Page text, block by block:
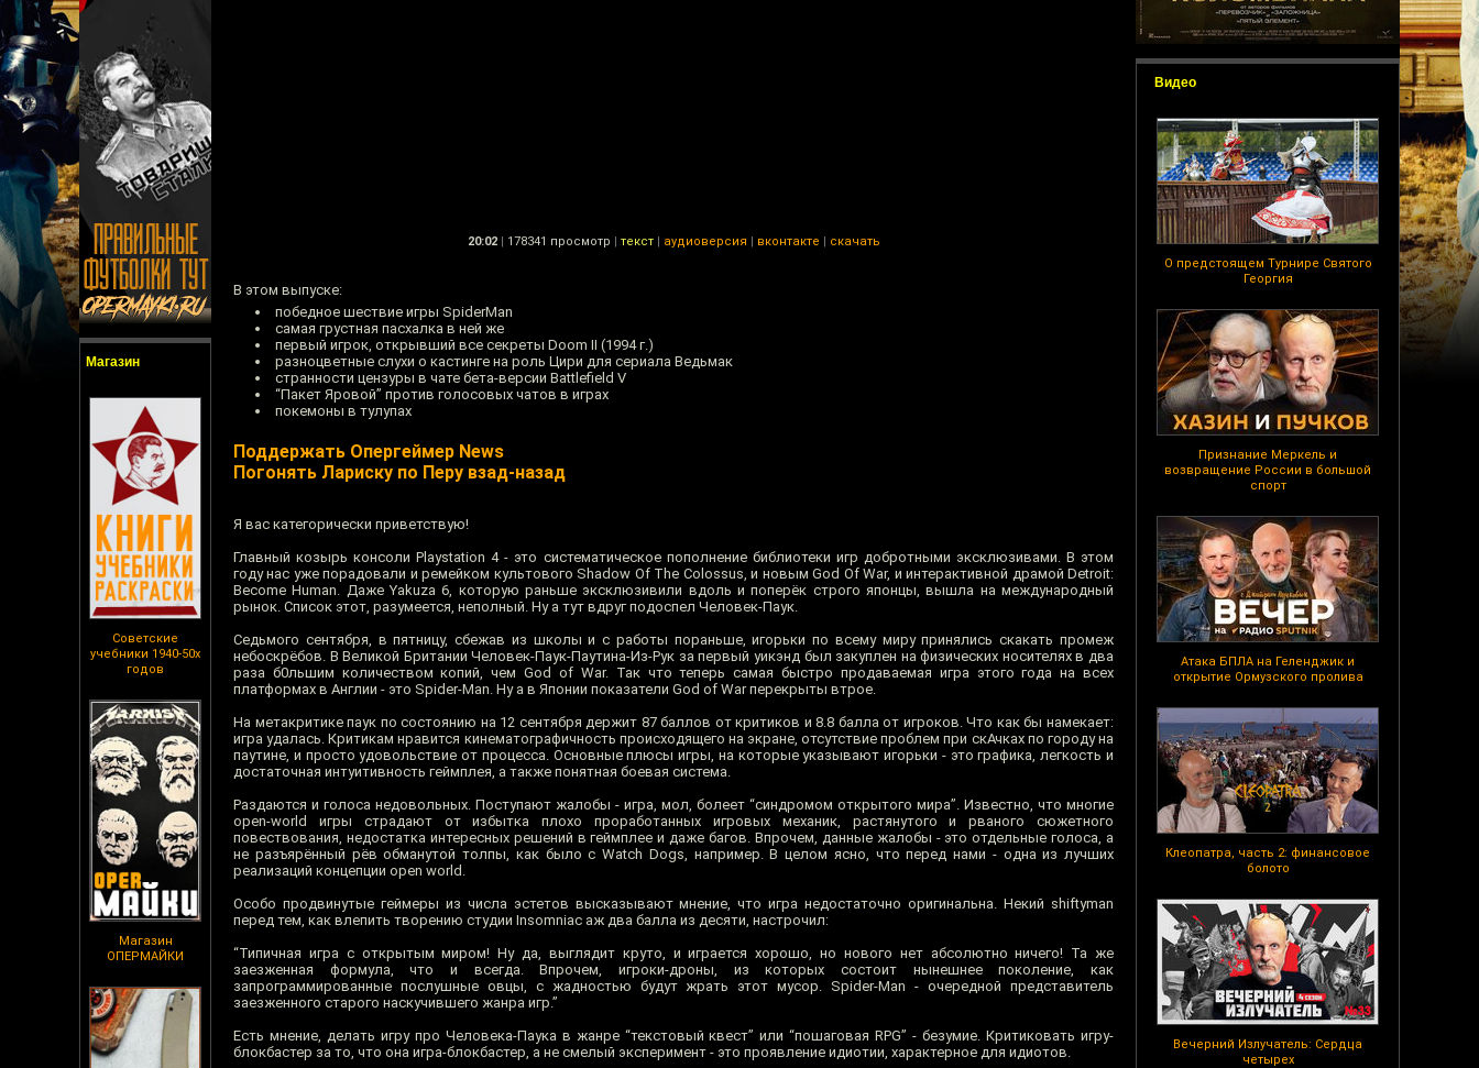
Магазин
Советские
учебники 1940-50х
годов
Магазин
ОПЕРМАЙКИ
Видео
О предстоящем Турнире Святого
Георгия
Признание Меркель и
возвращение России в большой
спорт
Атака БПЛА на Геленджик и
открытие Ормузского пролива
Клеопатра, часть 2: финансовое
болото
Вечерний Излучатель: Сердца
четырех
20:02 | 178341 просмотр | текст | аудиоверсия | вконтакте | скачать
В этом выпуске:
победное шествие игры SpiderMan
самая грустная пасхалка в ней же
первый игрок, открывший все секреты Doom II (1994 г.)
разноцветные слухи о кастинге на роль Цири для сериала Ведьмак
странности цензуры в чате бета-версии Battlefield V
“Пакет Яровой” против голосовых чатов в играх
покемоны в тулупах
Поддержать Опергеймер News
Погонять Лариску по Перу взад-назад
Я вас категорически приветствую!
Главный козырь консоли Playstation 4 - это систематическое пополнение библиотеки игр добротными эксклюзивами. В этом
году нас уже порадовали и ремейком культового Shadow Of The Colossus, и новым God Of War, и интерактивной драмой Detroit:
Become Human. Даже Yakuza 6, которую раньше эксклюзивили вдоль и поперёк строго японцы, вышла на международный
рынок. Список этот, разумеется, неполный. Ну а тут вдруг подоспел Человек-Паук.
Седьмого сентября, в пятницу, сбежав из школы и с работы пораньше, игорьки по всему миру принялись скакать промеж
небоскрёбов. В Великой Британии Человек-Паук-Паутина-Из-Рук за первый уикэнд был закуплен на физических носителях в два
раза б0льшим количеством копий, чем God of War. Так что теперь самая быстро продаваемая игра этого года на всех
платформах в Англии - это Spider-Man. Ну а в Японии показатели God of War перекрыты втрое.
На метакритике паук по состоянию на 12 сентября держит 87 баллов от критиков и 8.8 балла от игроков. Что как бы намекает:
игра удалась. Критикам нравится кинематографичность происходящего на экране, отсутствие проблем при скАчках по городу на
паутине, и просто удовольствие от процесса. Основные плюсы игры, на которые указывают игорьки - это графика, легкость и
достаточная интуитивность геймплея, а также понятная боевая система.
Раздаются и голоса недовольных. Поступают жалобы - игра, мол, болеет “синдромом открытого мира”. Известно, что многие
open-world игры страдают от избытка плохо проработанных игровых механик, растянутого и рваного сюжетного
повествования, недостатка интересных решений в геймплее и даже багов. Впрочем, данные жалобы - это отдельные голоса, а
не разъярённый рёв обманутой толпы, как было с Watch Dogs, например. В целом ясно, что перед нами - одна из лучших
реализаций концепции open world.
Особо продвинутые геймеры из числа эстетов высказывают мнение, что игра недостаточно оригинальна. Некий shiftyman
перед тем, как влепить творению студии Insomniac аж два балла из десяти, настрочил:
“Типичная игра с открытым миром! Ну да, выглядит круто, и играется хорошо, но нового нет абсолютно ничего! Та же
заезженная формула, что и всегда. Впрочем, игроки-дроны, из которых состоит нынешнее поколение, как
запрограммированные послушные овцы, с жадностью будут жрать этот мусор. Spider-Man - очередной представитель
заезженного старого наскучившего жанра игр.”
Есть мнение, делать игру про Человека-Паука в жанре “текстовый квест” или “пошаговая RPG” - безумие. Критиковать игру-
блокбастер за то, что она игра-блокбастер, а не смелый эксперимент - это проявление идиотии, характерное для идиотов.